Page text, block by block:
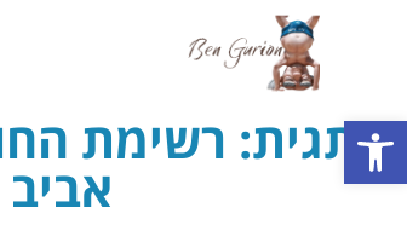
תגית: רשימת
אביב
פתח סרגל נגישות